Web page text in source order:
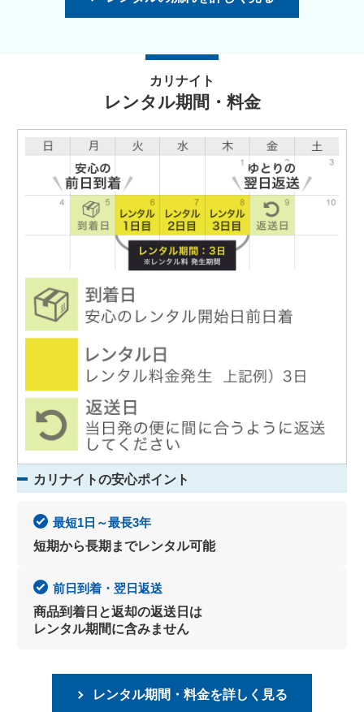
カリナイト
レンタル期間・料金
カリナイトの安心ポイント
最短1日～最長3年
短期から長期までレンタル可能
前日到着・翌日返送
商品到着日と返却の返送日は
レンタル期間に含みません
レンタル期間・料金を詳しく見る